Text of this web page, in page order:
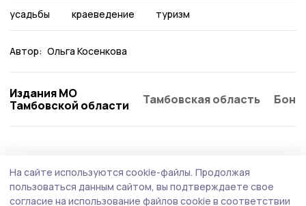
усадьбы краеведение туризм
Автор: Ольга Косенкова
Издания МО
Тамбовской области
Тамбовская область
На сайте используются cookie-файлы. Продолжая
пользоваться данным сайтом, вы подтверждаете свое
согласие на использование файлов cookie в соответствии